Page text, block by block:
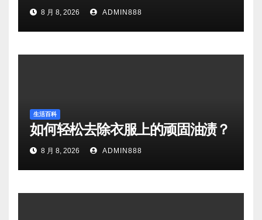
8 月 8, 2026 ADMIN888
生活百科
如何轻松去除衣服上的顽固油渍？
8 月 8, 2026 ADMIN888